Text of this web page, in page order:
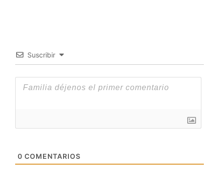
Suscribir
0 COMENTARIOS